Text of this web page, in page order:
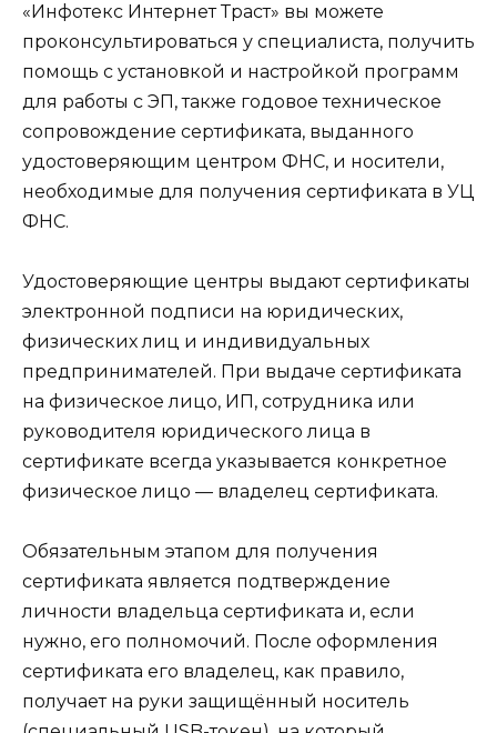
«Инфотекс Интернет Траст» вы можете
проконсультироваться у специалиста, получить
помощь с установкой и настройкой программ
для работы с ЭП, также годовое техническое
сопровождение сертификата, выданного
удостоверяющим центром ФНС, и носители,
необходимые для получения сертификата в УЦ
ФНС.
Удостоверяющие центры выдают сертификаты
электронной подписи на юридических,
физических лиц и индивидуальных
предпринимателей. При выдаче сертификата
на физическое лицо, ИП, сотрудника или
руководителя юридического лица в
сертификате всегда указывается конкретное
физическое лицо — владелец сертификата.
Обязательным этапом для получения
сертификата является подтверждение
личности владельца сертификата и, если
нужно, его полномочий. После оформления
сертификата его владелец, как правило,
получает на руки защищённый носитель